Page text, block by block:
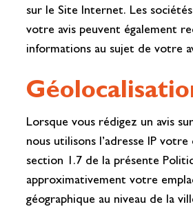
sur le Site Internet. Les
votre avis peuvent également
informations au sujet de votre
Lorsque vous rédigez un avis
nous utilisons l’adresse IP
section 1.7 de la présente
approximativement votre
géographique au niveau de la